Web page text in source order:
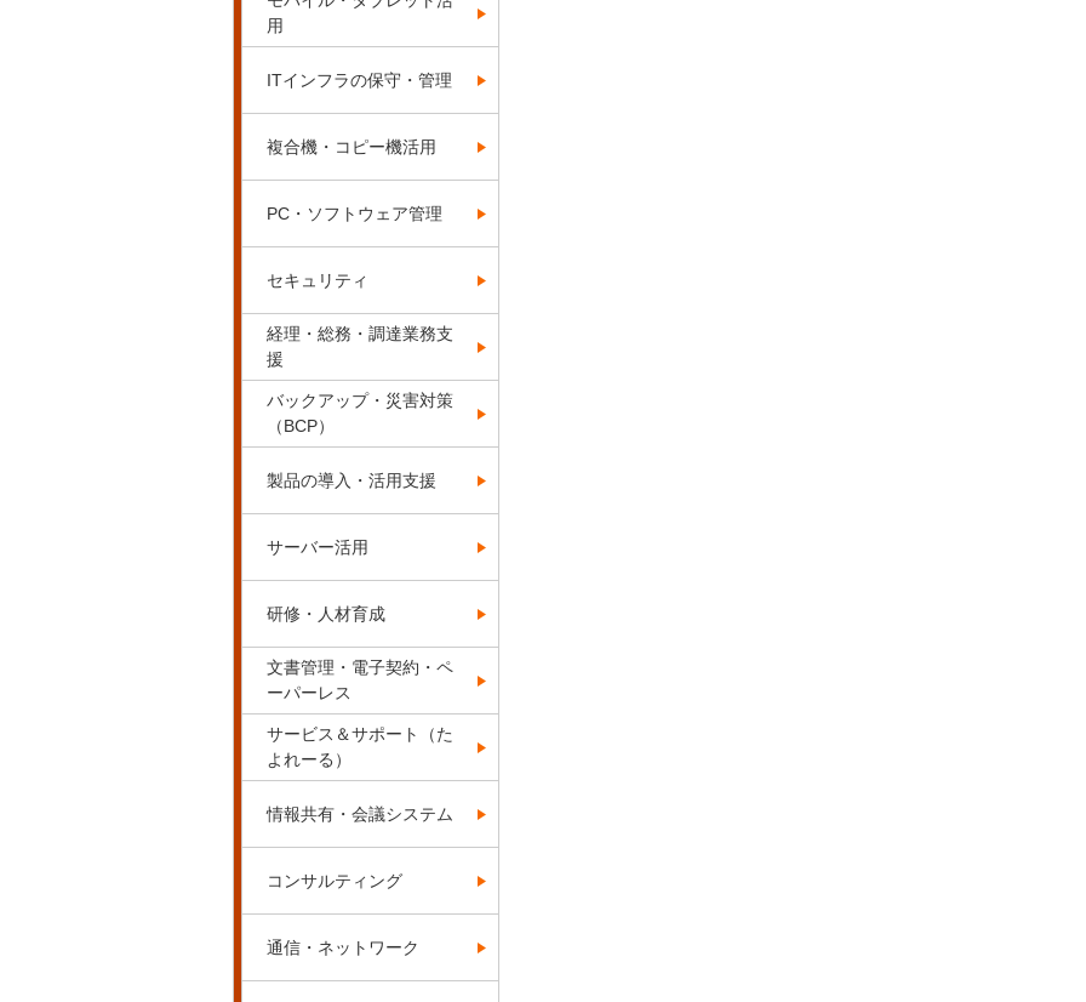
用
ITインフラの保守・管理
複合機・コピー機活用
PC・ソフトウェア管理
セキュリティ
経理・総務・調達業務支
援
バックアップ・災害対策
（BCP）
製品の導入・活用支援
サーバー活用
研修・人材育成
文書管理・電子契約・ペ
ーパーレス
サービス＆サポート（た
よれーる）
情報共有・会議システム
コンサルティング
通信・ネットワーク